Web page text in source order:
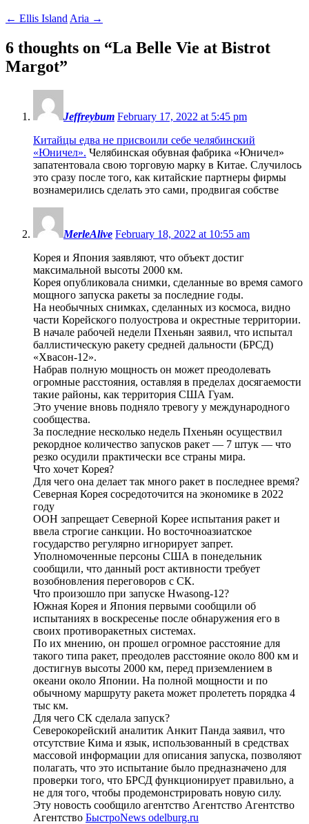
← Ellis Island Aria →
6 thoughts on “La Belle Vie at Bistrot
Margot”
Jeffreybum February 17, 2022 at 5:45 pm
Китайцы едва не присвоили себе челябинский
«Юничел». Челябинская обувная фабрика «Юничел»
запатентовала свою торговую марку в Китае. Случилось
это сразу после того, как китайские партнеры фирмы
вознамерились сделать это сами, продвигая собстве
MerleAlive February 18, 2022 at 10:55 am
Корея и Япония заявляют, что объект достиг
максимальной высоты 2000 км.
Корея опубликовала снимки, сделанные во время самого
мощного запуска ракеты за последние годы.
На необычных снимках, сделанных из космоса, видно
части Корейского полуострова и окрестные территории.
В начале рабочей недели Пхеньян заявил, что испытал
баллистическую ракету средней дальности (БРСД)
«Хвасон-12».
Набрав полную мощность он может преодолевать
огромные расстояния, оставляя в пределах досягаемости
такие районы, как территория США Гуам.
Это учение вновь подняло тревогу у международного
сообщества.
За последние несколько недель Пхеньян осуществил
рекордное количество запусков ракет — 7 штук — что
резко осудили практически все страны мира.
Что хочет Корея?
Для чего она делает так много ракет в последнее время?
Северная Корея сосредоточится на экономике в 2022
году
ООН запрещает Северной Корее испытания ракет и
ввела строгие санкции. Но восточноазиатское
государство регулярно игнорирует запрет.
Уполномоченные персоны США в понедельник
сообщили, что данный рост активности требует
возобновления переговоров с СК.
Что произошло при запуске Hwasong-12?
Южная Корея и Япония первыми сообщили об
испытаниях в воскресенье после обнаружения его в
своих противоракетных системах.
По их мнению, он прошел огромное расстояние для
такого типа ракет, преодолев расстояние около 800 км и
достигнув высоты 2000 км, перед приземлением в
океани около Японии. На полной мощности и по
обычному маршруту ракета может пролететь порядка 4
тыс км.
Для чего СК сделала запуск?
Северокорейский аналитик Анкит Панда заявил, что
отсутствие Кима и язык, использованный в средствах
массовой информации для описания запуска, позволяют
полагать, что это испытание было предназначено для
проверки того, что БРСД функционирует правильно, а
не для того, чтобы продемонстрировать новую силу.
Эту новость сообщило агентство Агентство Агентство
Агентство БыстроNews odelburg.ru